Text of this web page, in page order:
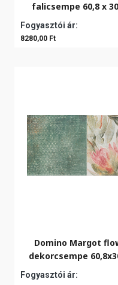
falicsempe 60,8 x
Fogyasztói ár:
8280,00 Ft
Domino Margot
dekorcsempe
Fogyasztói ár: